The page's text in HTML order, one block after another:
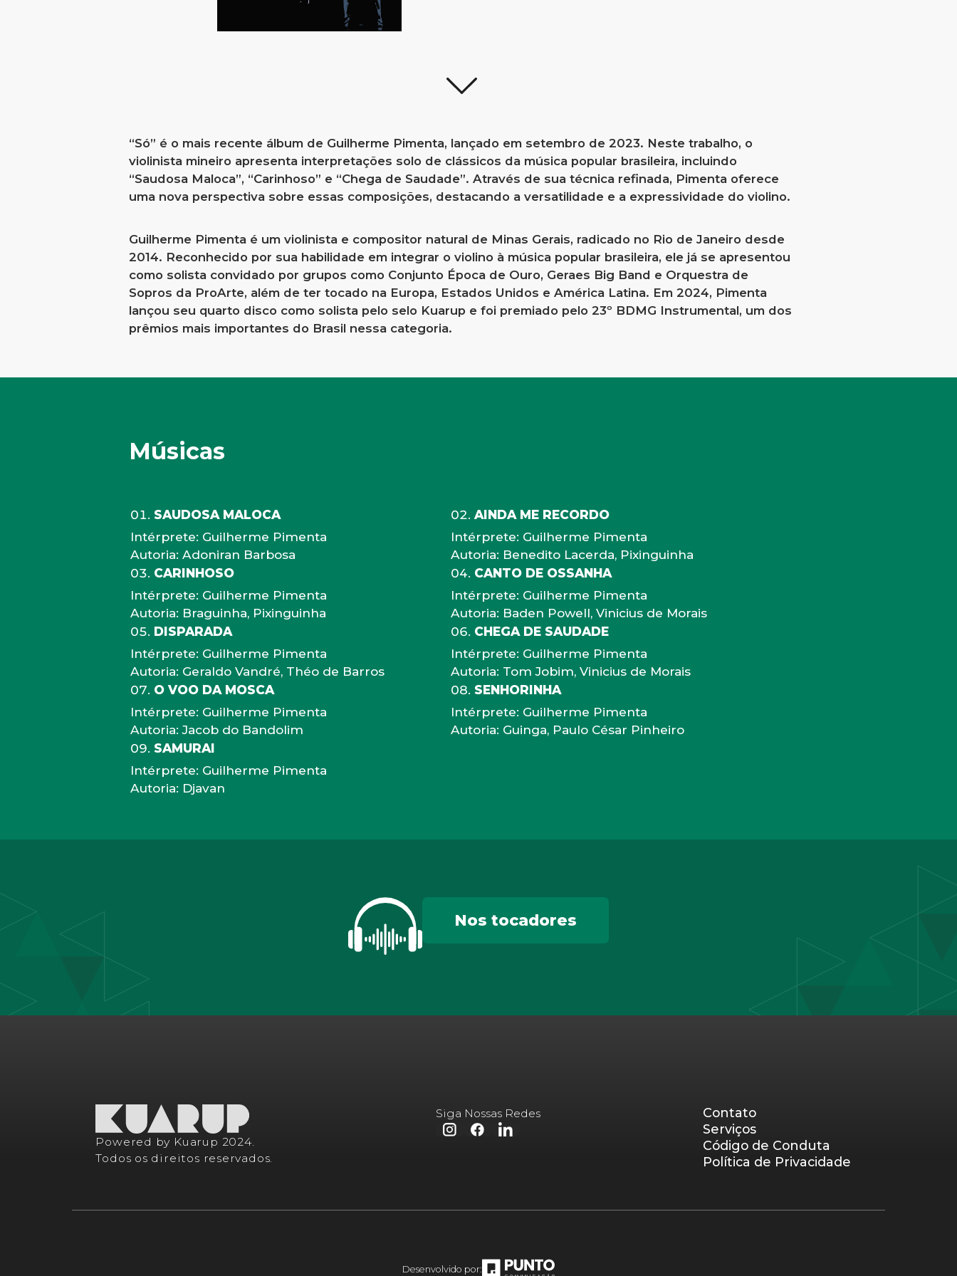
“Só” é o mais recente álbum de Guilherme Pimenta, lançado em setembro de 2023. Neste trabalho, o
violinista mineiro apresenta interpretações solo de clássicos da música popular brasileira, incluindo
“Saudosa Maloca”, “Carinhoso” e “Chega de Saudade”. Através de sua técnica refinada, Pimenta oferece
uma nova perspectiva sobre essas composições, destacando a versatilidade e a expressividade do violino.
Guilherme Pimenta é um violinista e compositor natural de Minas Gerais, radicado no Rio de Janeiro desde
2014. Reconhecido por sua habilidade em integrar o violino à música popular brasileira, ele já se apresentou
como solista convidado por grupos como Conjunto Época de Ouro, Geraes Big Band e Orquestra de
Sopros da ProArte, além de ter tocado na Europa, Estados Unidos e América Latina. Em 2024, Pimenta
lançou seu quarto disco como solista pelo selo Kuarup e foi premiado pelo 23º BDMG Instrumental, um dos
prêmios mais importantes do Brasil nessa categoria.
Músicas
SAUDOSA MALOCA
Intérprete: Guilherme Pimenta
Autoria: Adoniran Barbosa
AINDA ME RECORDO
Intérprete: Guilherme Pimenta
Autoria: Benedito Lacerda, Pixinguinha
CARINHOSO
Intérprete: Guilherme Pimenta
Autoria: Braguinha, Pixinguinha
CANTO DE OSSANHA
Intérprete: Guilherme Pimenta
Autoria: Baden Powell, Vinicius de Morais
DISPARADA
Intérprete: Guilherme Pimenta
Autoria: Geraldo Vandré, Théo de Barros
CHEGA DE SAUDADE
Intérprete: Guilherme Pimenta
Autoria: Tom Jobim, Vinicius de Morais
O VOO DA MOSCA
Intérprete: Guilherme Pimenta
Autoria: Jacob do Bandolim
SENHORINHA
Intérprete: Guilherme Pimenta
Autoria: Guinga, Paulo César Pinheiro
SAMURAI
Intérprete: Guilherme Pimenta
Autoria: Djavan
Nos tocadores
Powered by Kuarup 2024.
Todos os direitos reservados.
Siga Nossas Redes
Contato
Serviços
Código de Conduta
Política de Privacidade
Desenvolvido por: